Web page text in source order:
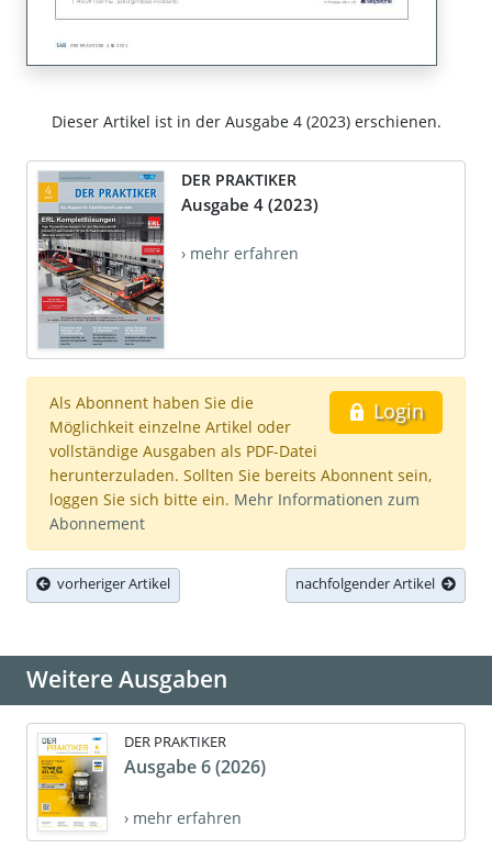
Dieser Artikel ist in der Ausgabe 4 (2023) erschienen.
DER PRAKTIKER
Ausgabe 4 (2023)
› mehr erfahren
Login
Als Abonnent haben Sie die
Möglichkeit einzelne Artikel oder
vollständige Ausgaben als PDF-Datei
herunterzuladen. Sollten Sie bereits Abonnent sein,
loggen Sie sich bitte ein. Mehr Informationen zum
Abonnement
vorheriger Artikel nachfolgender Artikel
Weitere Ausgaben
DER PRAKTIKER
Ausgabe 6 (2026)
› mehr erfahren